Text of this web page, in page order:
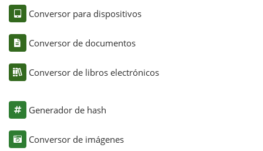
Conversor para dispositivos
Conversor de documentos
Conversor de libros electrónicos
Generador de hash
Conversor de imágenes